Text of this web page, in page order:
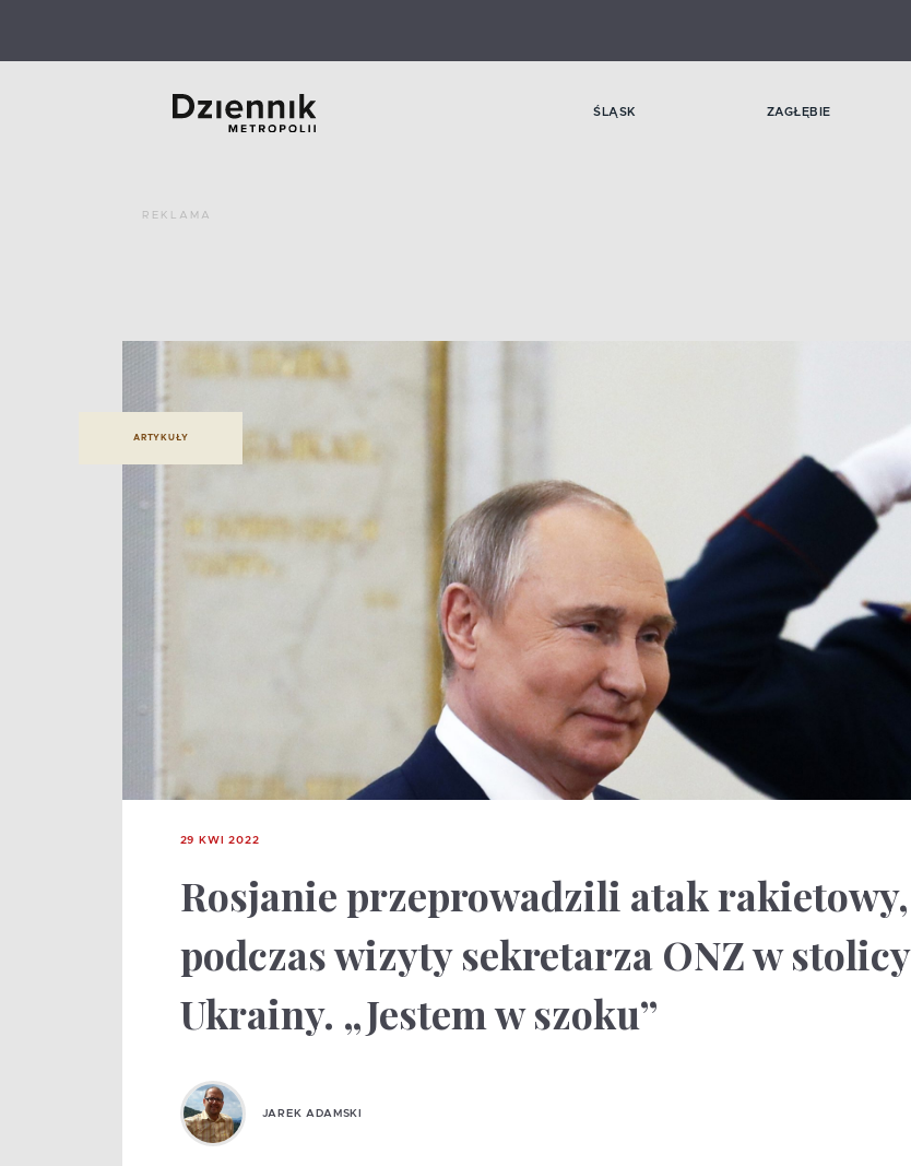
ŚLĄSK ZAGŁĘBIE
REKLAMA
ARTYKUŁY
29 KWI 2022
Rosjanie przeprowadzili atak rakietowy,
podczas wizyty sekretarza ONZ w stolicy
Ukrainy. „Jestem w szoku”
JAREK ADAMSKI